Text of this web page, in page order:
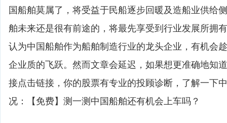
国船舶莫属了，将受益于民船逐步回暖及造船业供给
舶未来还是很有前途的，将最先享受到行业发展所拥
认为中国船舶作为船舶制造行业的龙头企业，有机会
企业质的飞跃。然而文章会延迟，如果想更准确地知
接点击链接，你的股票有专业的投顾诊断，了解一下
况：【免费】测一测中国船舶还有机会上车吗？